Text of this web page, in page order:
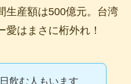
生産額は500億元。台湾
愛はまさに桁外れ！
飲む人もいます